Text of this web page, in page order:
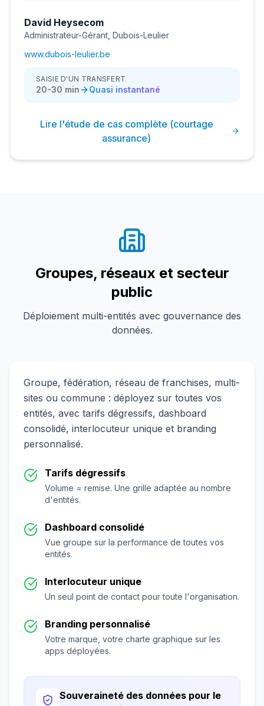
David Heysecom
Administrateur-Gérant, Dubois-Leulier
www.dubois-leulier.be
SAISIE D'UN TRANSFERT
20-30 min Quasi instantané
Lire l'étude de cas complète (courtage
assurance)
Groupes, réseaux et secteur
public
Déploiement multi-entités avec gouvernance des
données.
Groupe, fédération, réseau de franchises, multi-
sites ou commune : déployez sur toutes vos
entités, avec tarifs dégressifs, dashboard
consolidé, interlocuteur unique et branding
personnalisé.
Tarifs dégressifs
Volume = remise. Une grille adaptée au nombre
d'entités.
Dashboard consolidé
Vue groupe sur la performance de toutes vos
entités.
Interlocuteur unique
Un seul point de contact pour toute l'organisation.
Branding personnalisé
Votre marque, votre charte graphique sur les
apps déployées.
Souveraineté des données pour le